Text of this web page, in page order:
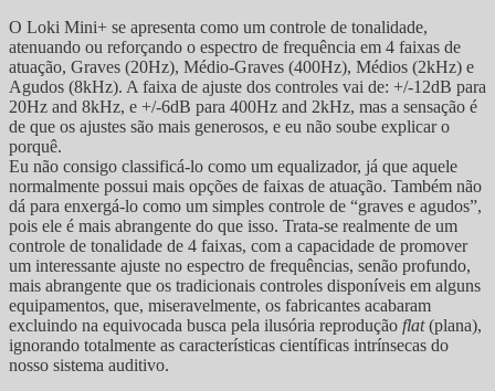
O Loki Mini+ se apresenta como um controle de tonalidade,
atenuando ou reforçando o espectro de frequência em 4 faixas de
atuação, Graves (20Hz), Médio-Graves (400Hz), Médios (2kHz) e
Agudos (8kHz). A faixa de ajuste dos controles vai de: +/-12dB para
20Hz and 8kHz, e +/-6dB para 400Hz and 2kHz, mas a sensação é
de que os ajustes são mais generosos, e eu não soube explicar o
porquê.
Eu não consigo classificá-lo como um equalizador, já que aquele
normalmente possui mais opções de faixas de atuação. Também não
dá para enxergá-lo como um simples controle de “graves e agudos”,
pois ele é mais abrangente do que isso. Trata-se realmente de um
controle de tonalidade de 4 faixas, com a capacidade de promover
um interessante ajuste no espectro de frequências, senão profundo,
mais abrangente que os tradicionais controles disponíveis em alguns
equipamentos, que, miseravelmente, os fabricantes acabaram
excluindo na equivocada busca pela ilusória reprodução flat(plana),
ignorando totalmente as características científicas intrínsecas do
nosso sistema auditivo.